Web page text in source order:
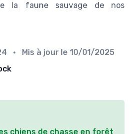
la faune sauvage de nos
• Mis à jour le 10/01/2025
chiens de chasse en forêt